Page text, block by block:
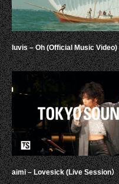
luvis – Oh (Official Music Video)
aimi – Lovesick (Live Session）